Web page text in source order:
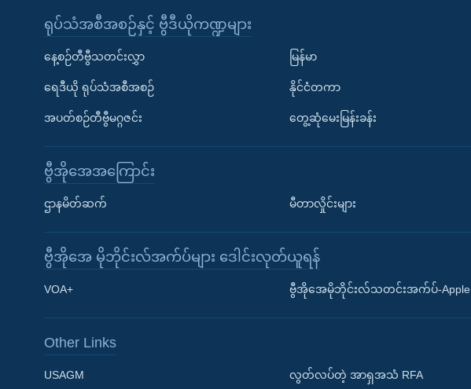
Learning English
ရုပ်သံအစီအစဉ်နှင့် ဗွီဒီယိုကဏ္ဍများ
နေ့စဉ်တီဗွီသတင်းလွှာ
ရေဒီယို ရုပ်သံအစီအစဉ်
အပတ်စဉ်တီဗွီမဂ္ဂဇင်း
မြန်မာ
နိုင်ငံတကာ
တွေ့ဆုံမေးမြန်းခန်း
ဗွီအိုအေအကြောင်း
ဌာနမိတ်ဆက် မီတာလှိုင်းများ
ဗွီအိုအေ မိုဘိုင်းလ်အက်ပ်များ ဒေါင်းလုတ်ယူရန်
VOA+ ဗွီအိုအေမိုဘိုင်းလ်သတင်းအက်ပ်-Apple
Other Links
USAGM လွတ်လပ်တဲ့ အာရှအသံ RFA